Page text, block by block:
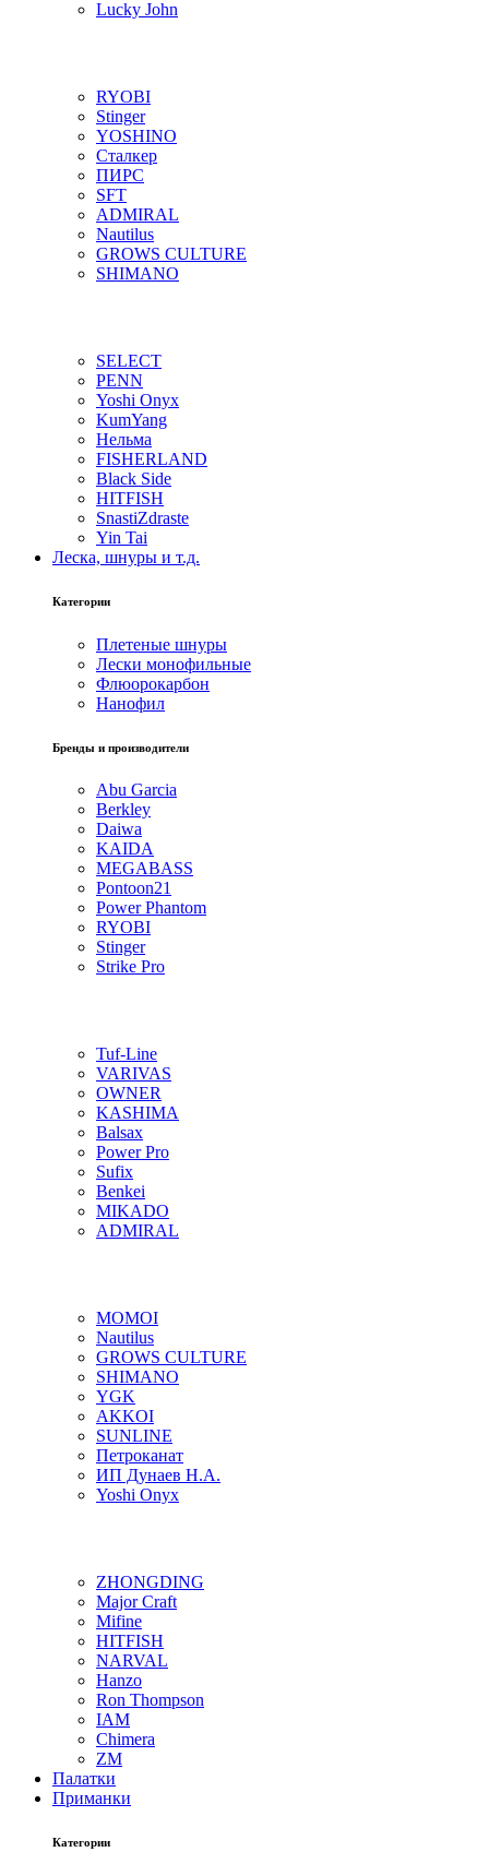
Lucky John
RYOBI
Stinger
YOSHINO
Сталкер
ПИРС
SFT
ADMIRAL
Nautilus
GROWS CULTURE
SHIMANO
SELECT
PENN
Yoshi Onyx
KumYang
Нельма
FISHERLAND
Black Side
HITFISH
SnastiZdraste
Yin Tai
Леска, шнуры и т.д.
Категории
Плетеные шнуры
Лески монофильные
Флюорокарбон
Нанофил
Бренды и производители
Abu Garcia
Berkley
Daiwa
KAIDA
MEGABASS
Pontoon21
Power Phantom
RYOBI
Stinger
Strike Pro
Tuf-Line
VARIVAS
OWNER
KASHIMA
Balsax
Power Pro
Sufix
Benkei
MIKADO
ADMIRAL
MOMOI
Nautilus
GROWS CULTURE
SHIMANO
YGK
AKKOI
SUNLINE
Петроканат
ИП Дунаев Н.А.
Yoshi Onyx
ZHONGDING
Major Craft
Mifine
HITFISH
NARVAL
Hanzo
Ron Thompson
IAM
Chimera
ZM
Палатки
Приманки
Категории